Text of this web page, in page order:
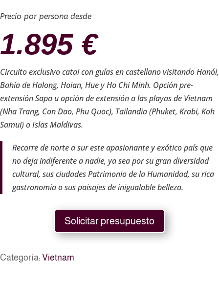
Precio por persona desde
1.895 €
Circuito exclusivo catai con guías en castellano visitando Hanói,
Bahía de Halong, Hoian, Hue y Ho Chi Minh. Opción pre-
extensión Sapa u opción de extensión a las playas de Vietnam
(Nha Trang, Con Dao, Phu Quoc), Tailandia (Phuket, Krabi, Koh
Samui) o Islas Maldivas.
Recorre de norte a sur este apasionante y exótico país que
no deja indiferente a nadie, ya sea por su gran diversidad
cultural, sus ciudades Patrimonio de la Humanidad, su rica
gastronomía o sus paisajes de inigualable belleza.
Solicitar presupuesto
Categoría: Vietnam